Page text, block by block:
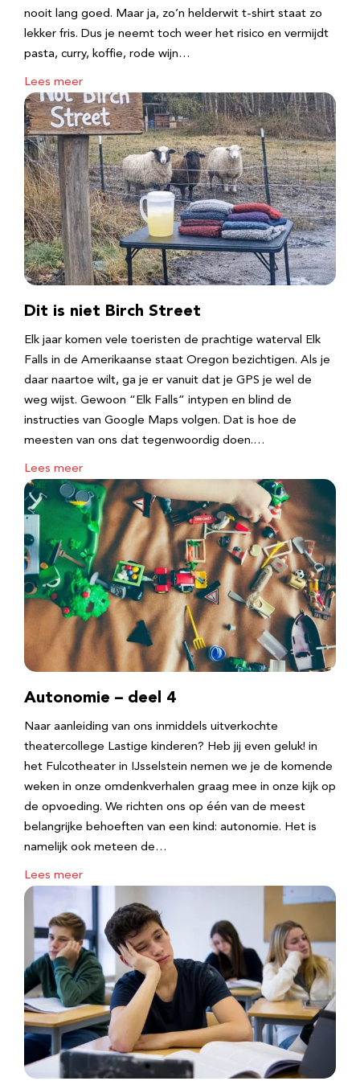
nooit lang goed. Maar ja, zo’n helderwit t-shirt staat zo
lekker fris. Dus je neemt toch weer het risico en vermijdt
pasta, curry, koffie, rode wijn…
Lees meer
Dit is niet Birch Street
Elk jaar komen vele toeristen de prachtige waterval Elk
Falls in de Amerikaanse staat Oregon bezichtigen. Als je
daar naartoe wilt, ga je er vanuit dat je GPS je wel de
weg wijst. Gewoon “Elk Falls” intypen en blind de
instructies van Google Maps volgen. Dat is hoe de
meesten van ons dat tegenwoordig doen.…
Lees meer
Autonomie – deel 4
Naar aanleiding van ons inmiddels uitverkochte
theatercollege Lastige kinderen? Heb jij even geluk! in
het Fulcotheater in IJsselstein nemen we je de komende
weken in onze omdenkverhalen graag mee in onze kijk op
de opvoeding. We richten ons op één van de meest
belangrijke behoeften van een kind: autonomie. Het is
namelijk ook meteen de…
Lees meer